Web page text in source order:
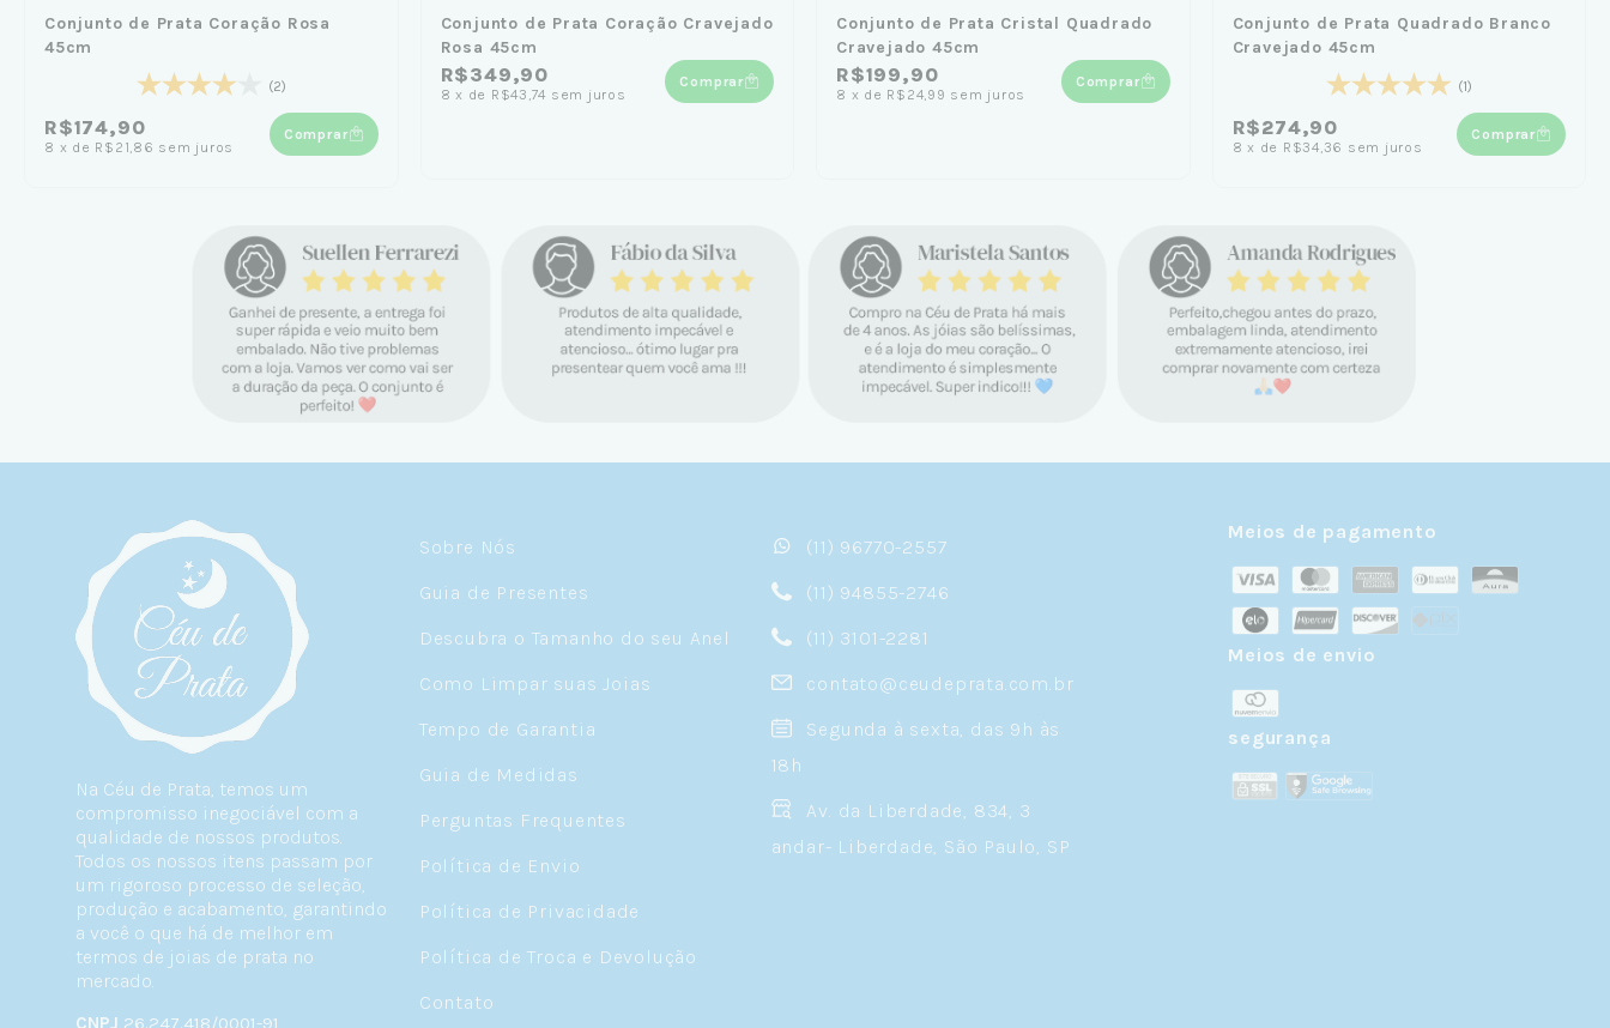
Conjunto de Prata Coração Rosa
45cm
(2)
R$174,90
8 x de R$21,86 sem juros
Comprar
Conjunto de Prata Coração Cravejado
Rosa 45cm
R$349,90
8 x de R$43,74 sem juros
Comprar
Conjunto de Prata Cristal Quadrado
Cravejado 45cm
R$199,90
8 x de R$24,99 sem juros
Comprar
Conjunto de Prata Quadrado Branco
Cravejado 45cm
(1)
R$274,90
8 x de R$34,36 sem juros
Comprar
Na Céu de Prata, temos um
compromisso inegociável com a
qualidade de nossos produtos.
Todos os nossos itens passam por
um rigoroso processo de seleção,
produção e acabamento, garantindo
a você o que há de melhor em
termos de joias de prata no
mercado.
CNPJ 26.247.418/0001-91
Sobre Nós
Guia de Presentes
Descubra o Tamanho do seu Anel
Como Limpar suas Joias
Tempo de Garantia
Guia de Medidas
Perguntas Frequentes
Política de Envio
Política de Privacidade
Política de Troca e Devolução
Contato
(11) 96770-2557
(11) 94855-2746
(11) 3101-2281
contato@ceudeprata.com.br
Segunda à sexta, das 9h às
18h
Av. da Liberdade, 834, 3
andar- Liberdade, São Paulo, SP
Meios de pagamento
Meios de envio
segurança